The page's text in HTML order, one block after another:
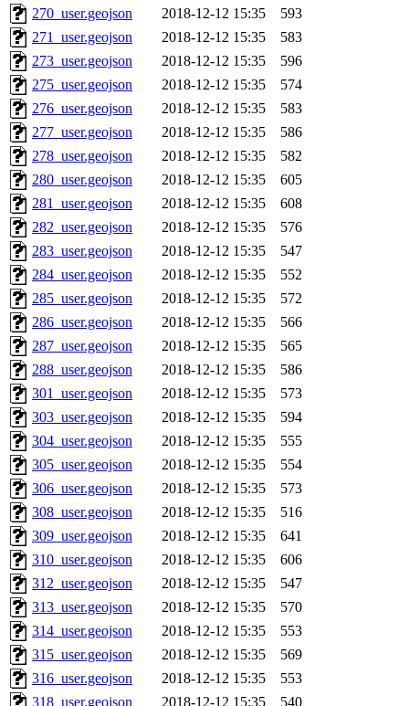
270_user.geojson
2018-12-12 15:35
593
271_user.geojson
2018-12-12 15:35
583
273_user.geojson
2018-12-12 15:35
596
275_user.geojson
2018-12-12 15:35
574
276_user.geojson
2018-12-12 15:35
583
277_user.geojson
2018-12-12 15:35
586
278_user.geojson
2018-12-12 15:35
582
280_user.geojson
2018-12-12 15:35
605
281_user.geojson
2018-12-12 15:35
608
282_user.geojson
2018-12-12 15:35
576
283_user.geojson
2018-12-12 15:35
547
284_user.geojson
2018-12-12 15:35
552
285_user.geojson
2018-12-12 15:35
572
286_user.geojson
2018-12-12 15:35
566
287_user.geojson
2018-12-12 15:35
565
288_user.geojson
2018-12-12 15:35
586
301_user.geojson
2018-12-12 15:35
573
303_user.geojson
2018-12-12 15:35
594
304_user.geojson
2018-12-12 15:35
555
305_user.geojson
2018-12-12 15:35
554
306_user.geojson
2018-12-12 15:35
573
308_user.geojson
2018-12-12 15:35
516
309_user.geojson
2018-12-12 15:35
641
310_user.geojson
2018-12-12 15:35
606
312_user.geojson
2018-12-12 15:35
547
313_user.geojson
2018-12-12 15:35
570
314_user.geojson
2018-12-12 15:35
553
315_user.geojson
2018-12-12 15:35
569
316_user.geojson
2018-12-12 15:35
553
318_user.geojson
2018-12-12 15:35
540